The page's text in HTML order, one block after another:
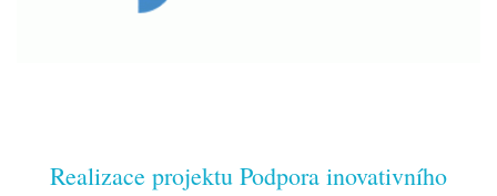
Realizace projektu Podpora inovativního